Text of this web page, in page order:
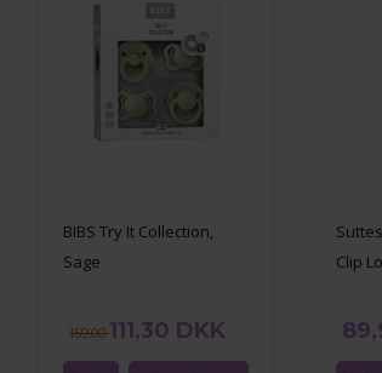
BIBS Try It Collection,
Sage
159,00111,30 DKK
Clip